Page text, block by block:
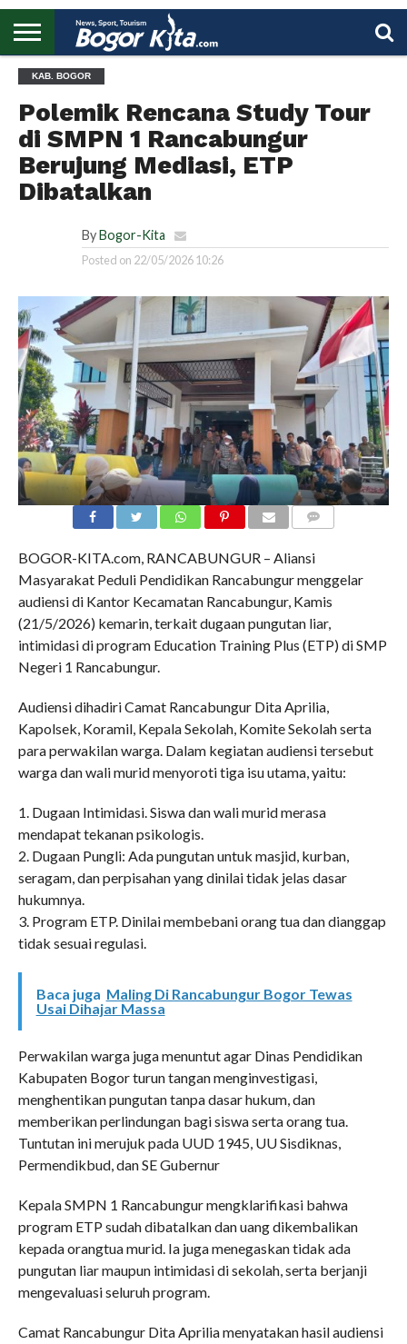
BOGOR
REGIONAL
NASIONAL
PENDIDIKAN
WISATA
OLAHRAGA
LAPORAN
PROFIL
KAB. BOGOR
Polemik Rencana Study Tour
di SMPN 1 Rancabungur
Berujung Mediasi, ETP
Dibatalkan
By Bogor-Kita
Posted on 22/05/2026 10:26
BOGOR-KITA.com, RANCABUNGUR – Aliansi
Masyarakat Peduli Pendidikan Rancabungur menggelar
audiensi di Kantor Kecamatan Rancabungur, Kamis
(21/5/2026) kemarin, terkait dugaan pungutan liar,
intimidasi di program Education Training Plus (ETP) di SMP
Negeri 1 Rancabungur.
Audiensi dihadiri Camat Rancabungur Dita Aprilia,
Kapolsek, Koramil, Kepala Sekolah, Komite Sekolah serta
para perwakilan warga. Dalam kegiatan audiensi tersebut
warga dan wali murid menyoroti tiga isu utama, yaitu:
1. Dugaan Intimidasi. Siswa dan wali murid merasa
mendapat tekanan psikologis.
2. Dugaan Pungli: Ada pungutan untuk masjid, kurban,
seragam, dan perpisahan yang dinilai tidak jelas dasar
hukumnya.
3. Program ETP. Dinilai membebani orang tua dan dianggap
tidak sesuai regulasi.
Baca juga Maling Di Rancabungur Bogor Tewas
Usai Dihajar Massa
Perwakilan warga juga menuntut agar Dinas Pendidikan
Kabupaten Bogor turun tangan menginvestigasi,
menghentikan pungutan tanpa dasar hukum, dan
memberikan perlindungan bagi siswa serta orang tua.
Tuntutan ini merujuk pada UUD 1945, UU Sisdiknas,
Permendikbud, dan SE Gubernur
Kepala SMPN 1 Rancabungur mengklarifikasi bahwa
program ETP sudah dibatalkan dan uang dikembalikan
kepada orangtua murid. Ia juga menegaskan tidak ada
pungutan liar maupun intimidasi di sekolah, serta berjanji
mengevaluasi seluruh program.
Camat Rancabungur Dita Aprilia menyatakan hasil audiensi